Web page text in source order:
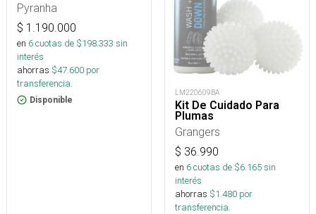
Pyranha
$ 1.190.000
en 6cuotas de $198.333 sin
interés
ahorras $47.600 por
transferencia.
Disponible
LM220609BA
Kit De Cuidado Para
Plumas
Grangers
$ 36.990
en 6cuotas de $6.165sin
interés
ahorras $1.480 por
transferencia.